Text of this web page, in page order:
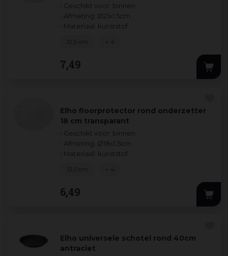
• Geschikt voor: binnen
• Afmeting: Ø21x1.5cm
• Materiaal: kunststof
7,49
12,5 cm + 4
Elho floorprotector rond onderzetter
18 cm transparant
• Geschikt voor: binnen
• Afmeting: Ø18x1.5cm
• Materiaal: kunststof
6,49
12,5 cm + 4
Elho universele schotel rond 40cm
antraciet